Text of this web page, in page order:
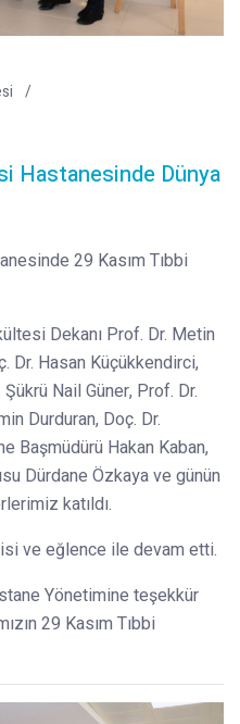
Hastanesinde Dünya
29 Kasım Tıbbi
Dekanı Prof. Dr. Metin
Dr. Hasan Küçükkendirci,
Şükrü Nail Güner, Prof. Dr.
Durduran, Doç. Dr.
Başmüdürü Hakan Kaban,
Dürdane Özkaya ve günün
katıldı.
ve eğlence ile devam etti.
Yönetimine teşekkür
29 Kasım Tıbbi